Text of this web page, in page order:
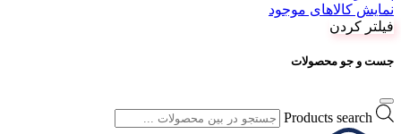
نمایش کالاهای موجود
فیلتر کردن
جست و جو محصولات
Products search